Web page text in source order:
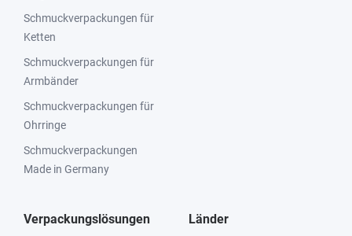
Schmuckverpackungen für
Ketten
Schmuckverpackungen für
Armbänder
Schmuckverpackungen für
Ohrringe
Schmuckverpackungen
Made in Germany
Verpackungslösungen Länder